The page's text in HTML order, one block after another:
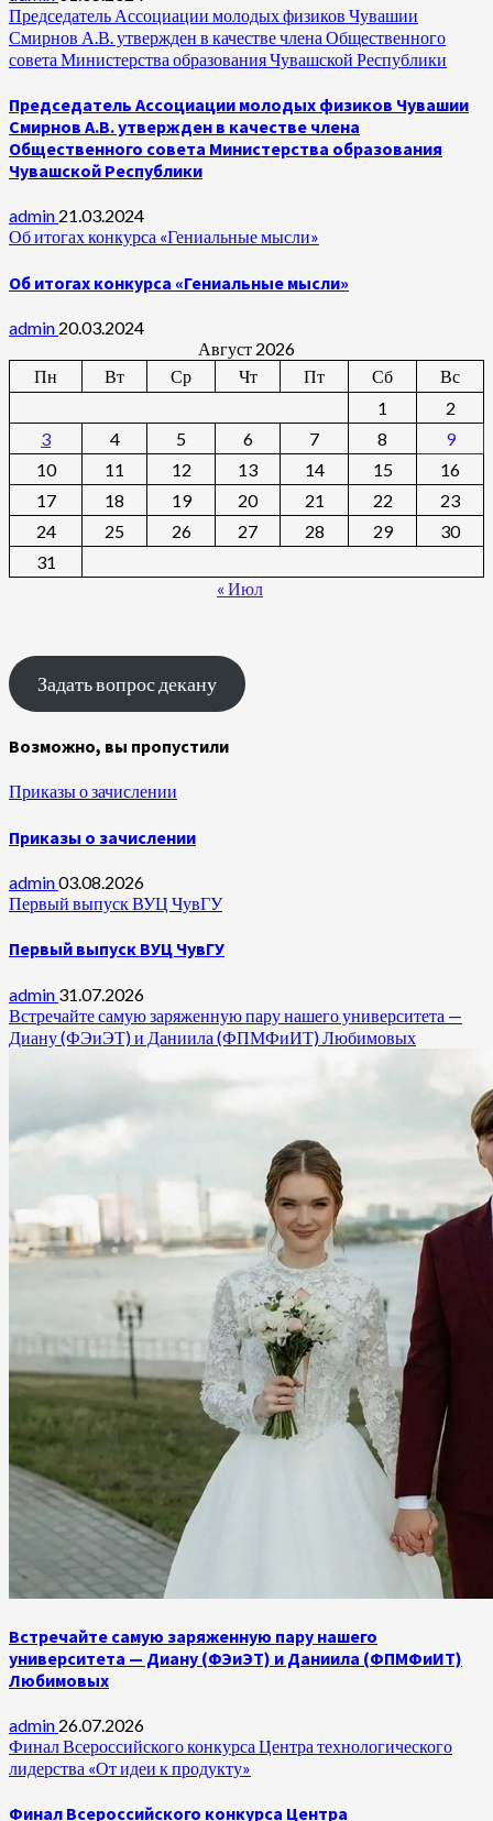
Председатель Ассоциации молодых физиков Чувашии
Смирнов А.В. утвержден в качестве члена Общественного
совета Министерства образования Чувашской Республики
Председатель Ассоциации молодых физиков Чувашии
Смирнов А.В. утвержден в качестве члена
Общественного совета Министерства образования
Чувашской Республики
admin 21.03.2024
Об итогах конкурса «Гениальные мысли»
Об итогах конкурса «Гениальные мысли»
admin 20.03.2024
Август 2026
Пн
Вт Ср Чт Пт Сб
Вс
1
2
3
4 5 6 7 8
9
10
11 12 13 14 15
16
17
18 19 20 21 22
23
24
25 26 27 28 29
30
31
« Июл
Задать вопрос декану
Возможно, вы пропустили
Приказы о зачислении
Приказы о зачислении
admin03.08.2026
Первый выпуск ВУЦ ЧувГУ
Первый выпуск ВУЦ ЧувГУ
admin 31.07.2026
Встречайте самую заряженную пару нашего университета —
Диану (ФЭиЭТ) и Даниила (ФПМФиИТ) Любимовых
Встречайте самую заряженную пару нашего
университета — Диану (ФЭиЭТ) и Даниила (ФПМФиИТ)
Любимовых
admin 26.07.2026
Финал Всероссийского конкурса Центра технологического
лидерства «От идеи к продукту»
Финал Всероссийского конкурса Центра